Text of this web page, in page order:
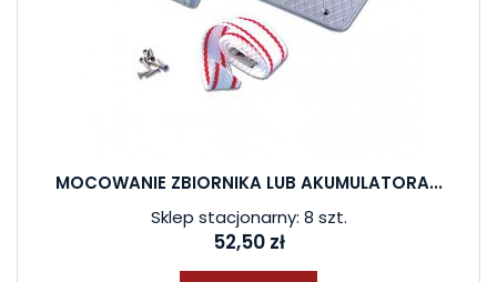
MOCOWANIE ZBIORNIKA LUB AKUMULATORA...
Sklep stacjonarny: 8 szt.
52,50 zł